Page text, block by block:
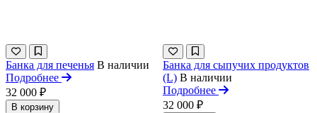
Банка для печенья В наличии
Подробнее
32 000 ₽
В корзину
Банка для сыпучих продуктов
(L) В наличии
Подробнее
32 000 ₽